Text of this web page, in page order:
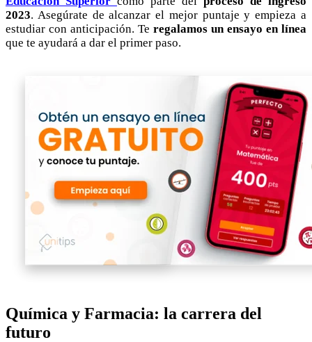
2023. Asegúrate de alcanzar el mejor puntaje y empieza a
estudiar con anticipación. Te regalamos un ensayo en línea
que te ayudará a dar el primer paso.
Química y Farmacia: la carrera del
futuro